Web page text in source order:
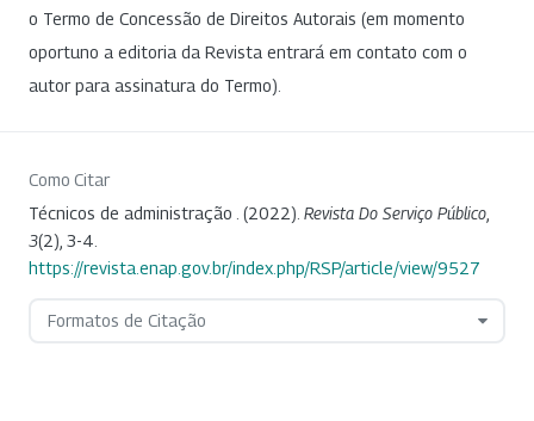
o Termo de Concessão de Direitos Autorais (em momento
oportuno a editoria da Revista entrará em contato com o
autor para assinatura do Termo).
Como Citar
Técnicos de administração . (2022). Revista Do Serviço Público
3(2), 3-4.
https://revista.enap.gov.br/index.php/RSP/article/view/9527
Formatos de Citação